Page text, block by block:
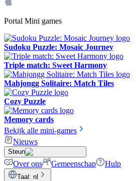
Portal Mini games
Sudoku Puzzle: Mosaic Journey
Triple match: Sweet Harmony
Mahjongg Solitaire: Match Tiles
Cozy Puzzle
Memory cards
Bekijk alle mini-games
Nieuws
Steun
Over ons Gemeenschap Hulp
Taal : nl